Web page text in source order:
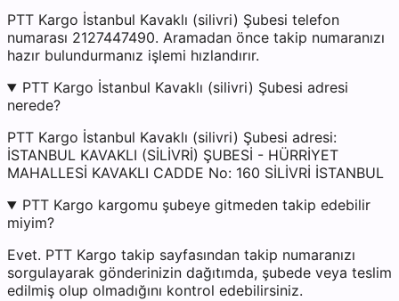
PTT Kargo İstanbul Kavaklı (silivri) Şubesi telefon
numarası 2127447490. Aramadan önce takip numaranızı
hazır bulundurmanız işlemi hızlandırır.
PTT Kargo İstanbul Kavaklı (silivri) Şubesi adresi
nerede?
PTT Kargo İstanbul Kavaklı (silivri) Şubesi adresi:
İSTANBUL KAVAKLI (SİLİVRİ) ŞUBESİ - HÜRRİYET
MAHALLESİ KAVAKLI CADDE No: 160 SİLİVRİ İSTANBUL
PTT Kargo kargomu şubeye gitmeden takip edebilir
miyim?
Evet. PTT Kargo takip sayfasından takip numaranızı
sorgulayarak gönderinizin dağıtımda, şubede veya teslim
edilmiş olup olmadığını kontrol edebilirsiniz.